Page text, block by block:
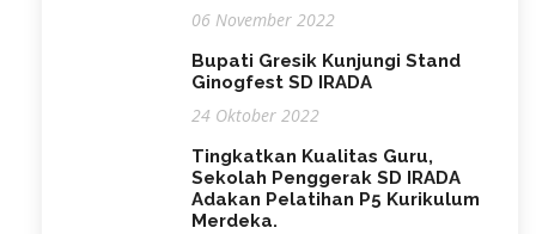
06 November 2022
Bupati Gresik Kunjungi Stand
Ginogfest SD IRADA
24 Oktober 2022
Tingkatkan Kualitas Guru,
Sekolah Penggerak SD IRADA
Adakan Pelatihan P5 Kurikulum
Merdeka.